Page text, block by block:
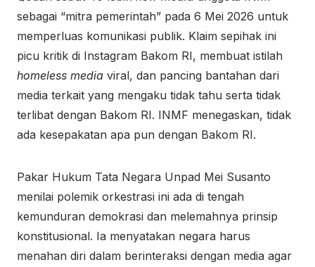
sebagai “mitra pemerintah” pada 6 Mei 2026 untuk
memperluas komunikasi publik. Klaim sepihak ini
picu kritik di Instagram Bakom RI, membuat istilah
homeless media viral, dan pancing bantahan dari
media terkait yang mengaku tidak tahu serta tidak
terlibat dengan Bakom RI. INMF menegaskan, tidak
ada kesepakatan apa pun dengan Bakom RI.
Pakar Hukum Tata Negara Unpad Mei Susanto
menilai polemik orkestrasi ini ada di tengah
kemunduran demokrasi dan melemahnya prinsip
konstitusional. Ia menyatakan negara harus
menahan diri dalam berinteraksi dengan media agar